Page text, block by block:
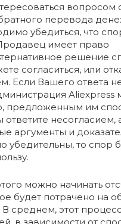
вопросом
перевода
убедиться, что
имеет право
решение
согласиться, или
Если Вашего ответа
Aliexpress
предложенным им
несогласием,
аргументы и
убедительны, то спор
можно начинать
будет потрачено на
среднем, этот
в зависимости от